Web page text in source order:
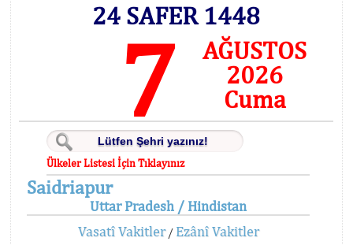
24 SAFER 1448
7
AĞUSTOS
2026
Cuma
Ülkeler Listesi İçin Tıklayınız
Saidriapur
Uttar Pradesh / Hindistan
Vasatî Vakitler/ Ezânî Vakitler